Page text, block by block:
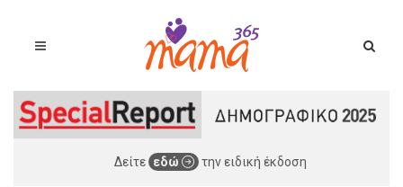
Δείτε εδώ την ειδική έκδοση